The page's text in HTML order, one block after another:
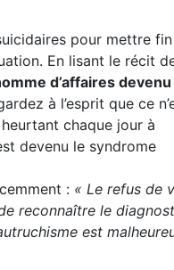
pour mettre
En lisant le récit
d’affaires devenu
à l’esprit que ce
chaque jour à
devenu le syndrome
: « Le refus de
reconnaître le
est